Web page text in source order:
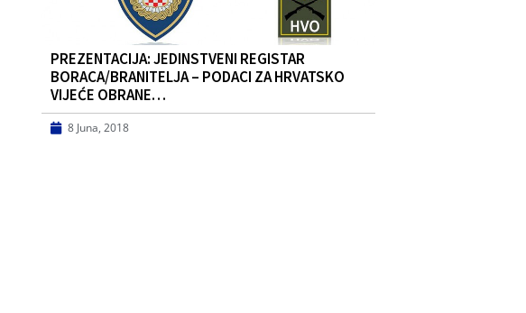
PREZENTACIJA: JEDINSTVENI REGISTAR
BORACA/BRANITELJA – PODACI ZA HRVATSKO
VIJEĆE OBRANE…
8 Juna, 2018